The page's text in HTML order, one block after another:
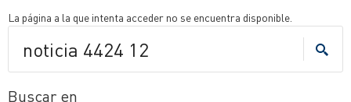
La página a la que intenta acceder no se encuentra disponible.
Buscar en